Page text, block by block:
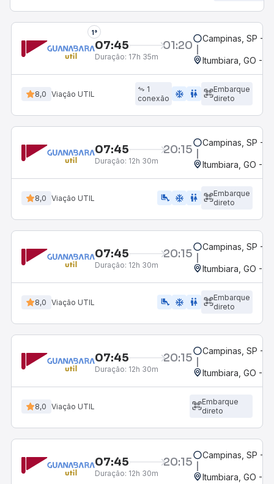
1°
07:45 01:20
Duração: 17h 35m
Campinas, SP -
Itumbiara, GO -
8,0 Viação UTIL
1
conexão
ac_unit wc
Embarque
direto
07:45 20:15
Duração: 12h 30m
Campinas, SP -
Itumbiara, GO -
8,0 Viação UTIL airline_seat_legroom_extra ac_unit WC
Embarque
direto
07:45 20:15
Duração: 12h 30m
Campinas, SP -
Itumbiara, GO -
8,0 Viação UTIL airline_seat_legroom_extra ac_unit wc
Embarque
direto
07:45 20:15
Duração: 12h 30m
Campinas, SP -
Itumbiara, GO -
8,0 Viação UTIL
Embarque
direto
07:45 20:15
Duração: 12h 30m
Campinas, SP -
Itumbiara, GO -